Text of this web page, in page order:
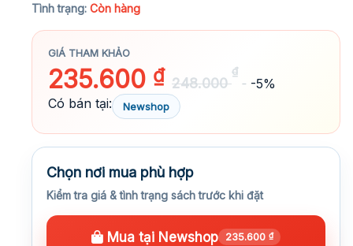
Tình trạng: Còn hàng
GIÁ THAM KHẢO
235.600 ₫ 248.000
₫
-5%
Có bán tại:
Newshop
Chọn nơi mua phù hợp
Kiểm tra giá & tình trạng sách trước khi đặt
Mua tại Newshop 235.600 ₫